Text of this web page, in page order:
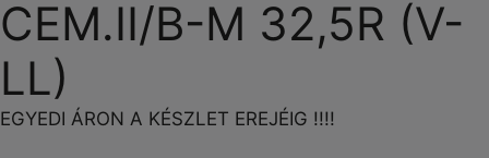
CEM.II/B-M 32,5R (V-
LL)
EGYEDI ÁRON A KÉSZLET EREJÉIG !!!!